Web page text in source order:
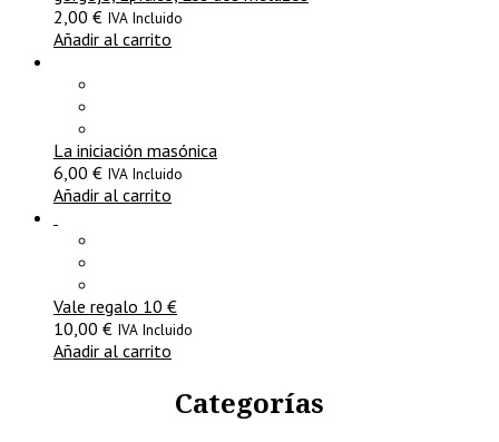
2,00 € IVA Incluido
Añadir al carrito
La iniciación masónica
6,00 € IVA Incluido
Añadir al carrito
Vale regalo 10 €
10,00 € IVA Incluido
Añadir al carrito
Categorías